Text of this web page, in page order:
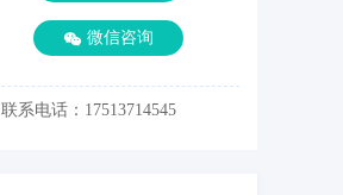
微信咨询
联系电话：17513714545